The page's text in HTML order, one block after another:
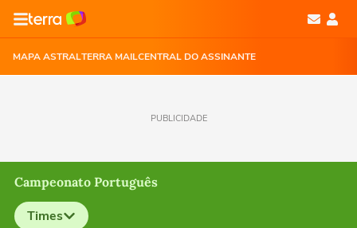
MAPA ASTRALTERRA MAILCENTRAL DO ASSINANTE
PUBLICIDADE
Campeonato Português
Times